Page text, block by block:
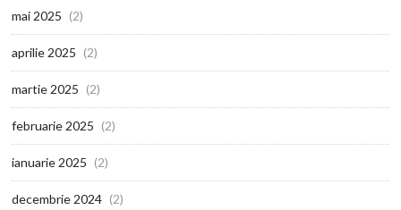
mai 2025 (2)
aprilie 2025 (2)
martie 2025 (2)
februarie 2025 (2)
ianuarie 2025 (2)
decembrie 2024 (2)